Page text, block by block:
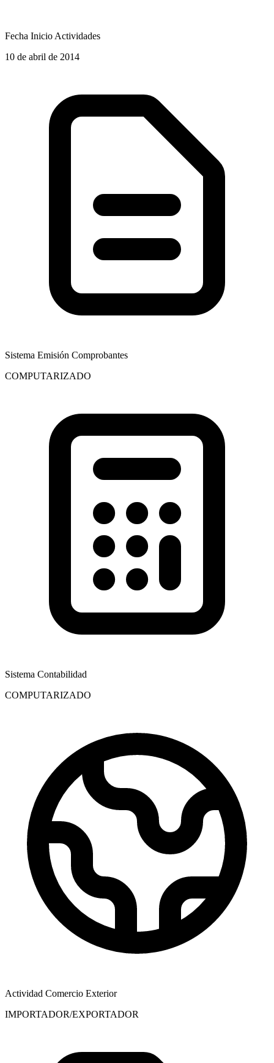
Fecha Inicio Actividades
10 de abril de 2014
Sistema Emisión Comprobantes
COMPUTARIZADO
Sistema Contabilidad
COMPUTARIZADO
Actividad Comercio Exterior
IMPORTADOR/EXPORTADOR